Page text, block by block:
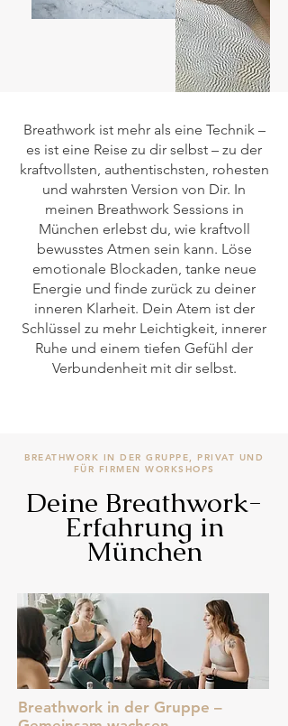
Breathwork ist mehr als eine Technik –
es ist eine Reise zu dir selbst – zu der
kraftvollsten, authentischsten, rohesten
und wahrsten Version von Dir. In
meinen Breathwork Sessions in
München erlebst du, wie kraftvoll
bewusstes Atmen sein kann. Löse
emotionale Blockaden, tanke neue
Energie und finde zurück zu deiner
inneren Klarheit. Dein Atem ist der
Schlüssel zu mehr Leichtigkeit, innerer
Ruhe und einem tiefen Gefühl der
Verbundenheit mit dir selbst.
BREATHWORK IN DER GRUPPE, PRIVAT UND
FÜR FIRMEN WORKSHOPS
Deine Breathwork-
Erfahrung in
München
Breathwork in der Gruppe –